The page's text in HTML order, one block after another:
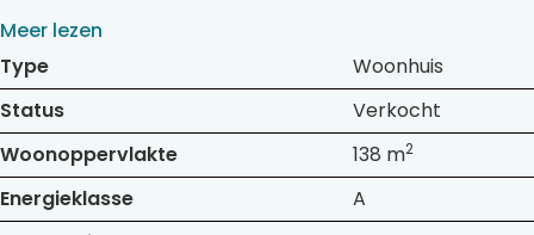
Meer lezen
Type
Woonhuis
Status
Verkocht
Woonoppervlakte
138 m2
Energieklasse
A